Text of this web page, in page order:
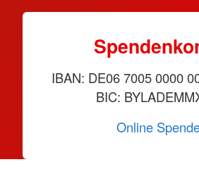
IBAN: DE06 7005 0000
BIC:
Online